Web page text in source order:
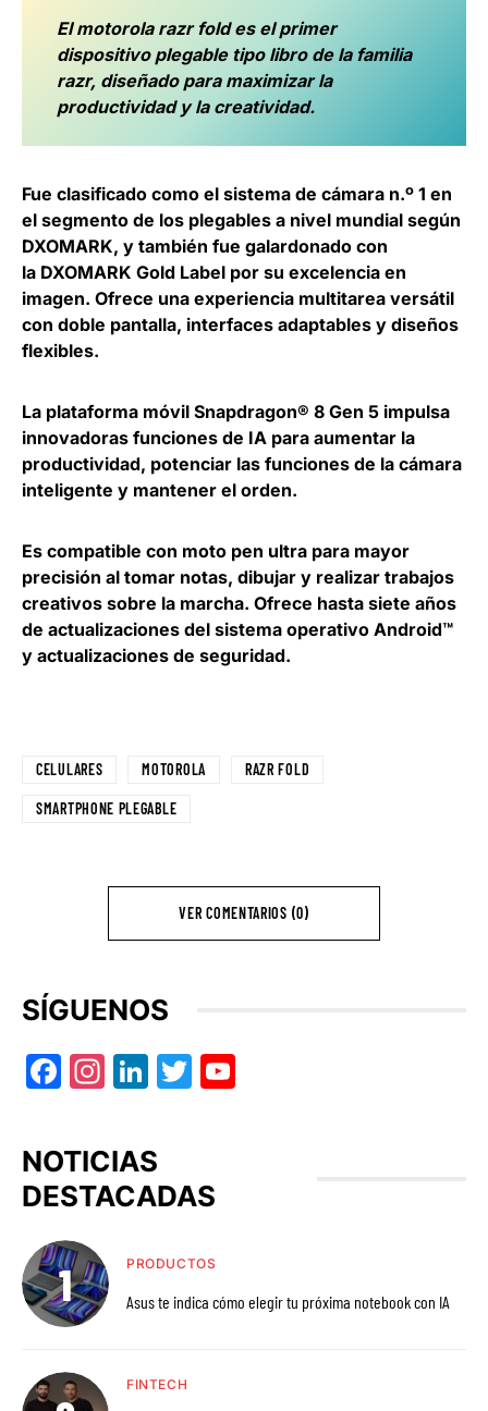
El motorola razr fold es el primer
dispositivo plegable tipo libro de la familia
razr, diseñado para maximizar la
productividad y la creatividad.
Fue clasificado como el sistema de cámara n.º 1 en
el segmento de los plegables a nivel mundial según
DXOMARK, y también fue galardonado con
la DXOMARK Gold Label por su excelencia en
imagen. Ofrece una experiencia multitarea versátil
con doble pantalla, interfaces adaptables y diseños
flexibles.
La plataforma móvil Snapdragon® 8 Gen 5 impulsa
innovadoras funciones de IA para aumentar la
productividad, potenciar las funciones de la cámara
inteligente y mantener el orden.
Es compatible con moto pen ultra para mayor
precisión al tomar notas, dibujar y realizar trabajos
creativos sobre la marcha. Ofrece hasta siete años
de actualizaciones del sistema operativo Android™
y actualizaciones de seguridad.
CELULARES MOTOROLA RAZR FOLD
SMARTPHONE PLEGABLE
VER COMENTARIOS (0)
SÍGUENOS
Facebook
Instagram
LinkedIn
Twitter
NOTICIAS
DESTACADAS
PRODUCTOS
Asus te indica cómo elegir tu próxima notebook con IA
FINTECH